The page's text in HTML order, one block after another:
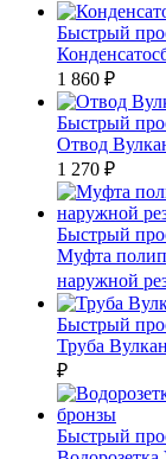
Быстрый
1 860 ₽
Быстрый
Отвод
1 270 ₽
Быстрый
Муфта
наружной
Быстрый
Труба
₽
Быстрый